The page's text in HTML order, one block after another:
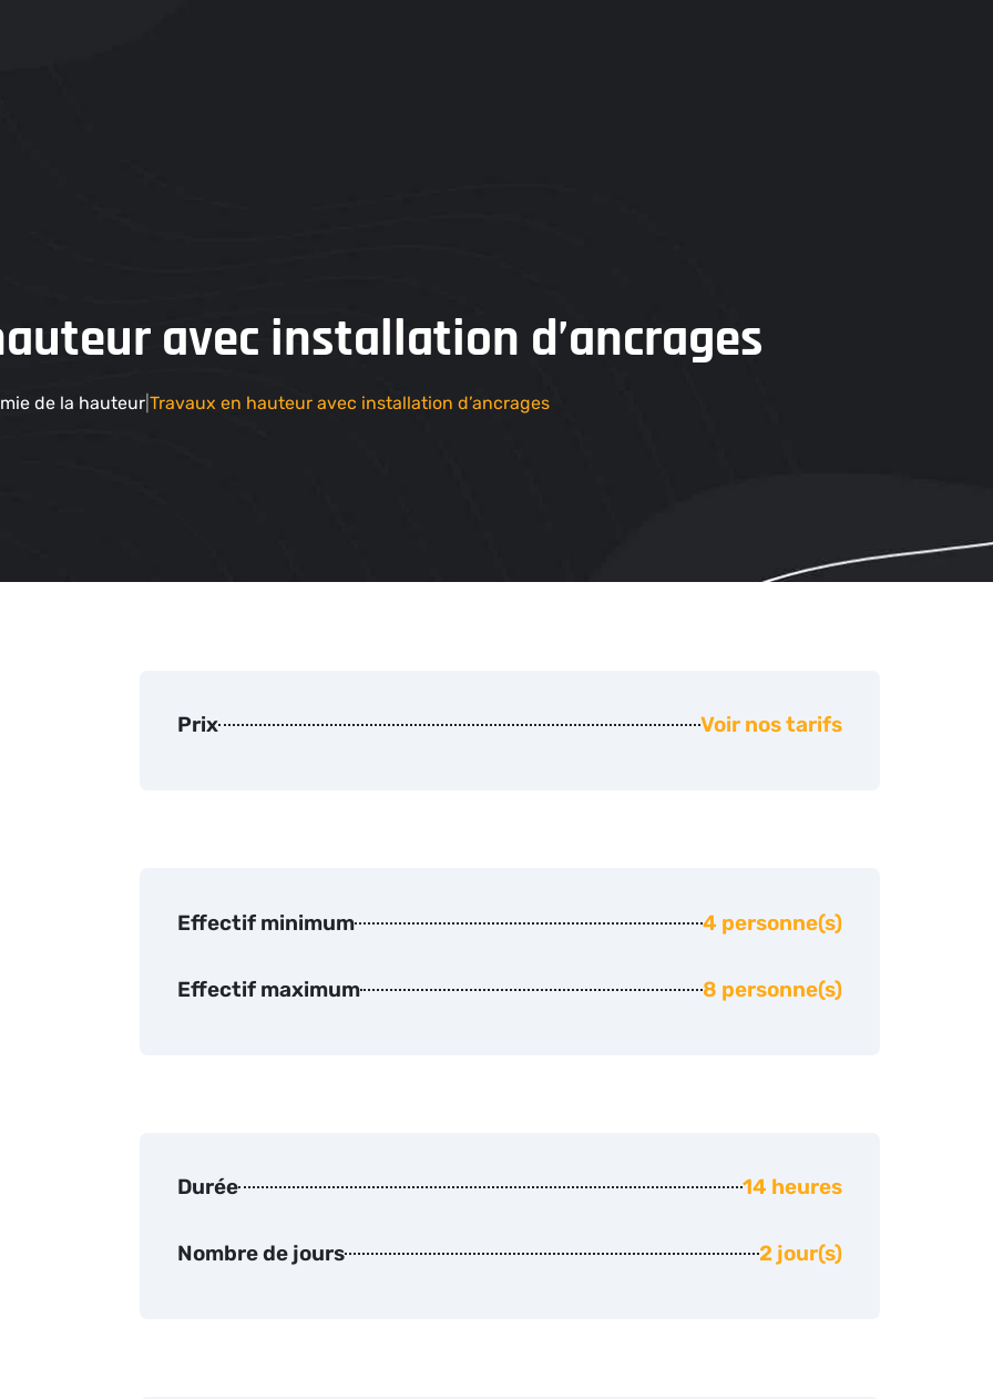
avec installation d’ancrages
de la hauteur Travaux en hauteur avec installation d’ancrages
Prix Voir nos tarifs
Effectif minimum 4 personne(s)
Effectif maximum 8 personne(s)
Durée 14 heures
Nombre de jours 2 jour(s)